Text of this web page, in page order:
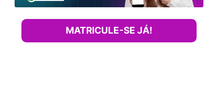
MATRICULE-SE JÁ!